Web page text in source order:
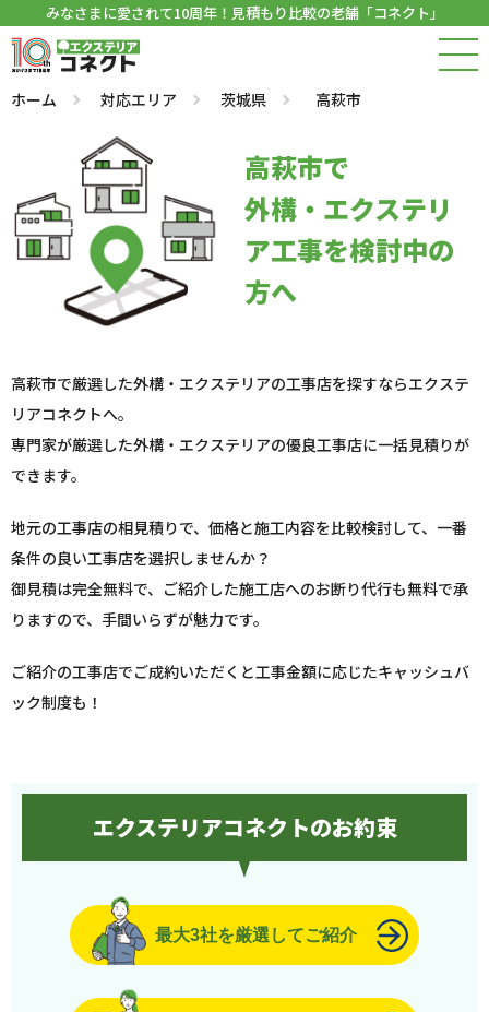
みなさまに愛されて10周年！見積もり比較の老舗「コネクト」
ホーム 対応エリア 茨城県 高萩市
高萩市で
外構・エクステリ
ア工事を検討中の
方へ
高萩市で厳選した外構・エクステリアの工事店を探すならエクステ
リアコネクトへ。
専門家が厳選した外構・エクステリアの優良工事店に一括見積りが
できます。
地元の工事店の相見積りで、価格と施工内容を比較検討して、一番
条件の良い工事店を選択しませんか？
御見積は完全無料で、ご紹介した施工店へのお断り代行も無料で承
りますので、手間いらずが魅力です。
ご紹介の工事店でご成約いただくと工事金額に応じたキャッシュバ
ック制度も！
エクステリアコネクトのお約束
最大3社を厳選してご紹介